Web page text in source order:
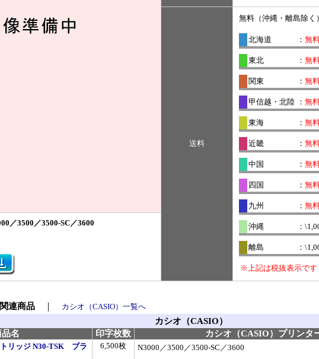
送料
無料（沖縄・離島除く）
北海道 ： 無
東北 ： 無
関東 ： 無
甲信越・北陸 ： 無
東海 ： 無
近畿 ： 無
中国 ： 無
四国 ： 無
九州 ： 無
沖縄 ：
離島 ：
※上記は税抜表示です
／3500／3500-SC／3600
連商品 カシオ（CASIO）一覧へ
カシオ（CASIO）
名
印字枚数 カシオ（CASIO）プリンタ
リッジ N30-TSK ブラ
6,500枚 N3000／3500／3500-SC／3600